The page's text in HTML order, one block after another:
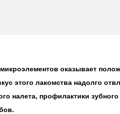
оказывает
этого лакомства надолго
налета, профилактики